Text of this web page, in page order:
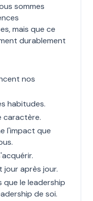
sommes
mais que ce
durablement
nos
habitudes.
caractère.
l'impact que
jour après jour.
le leadership
de soi.